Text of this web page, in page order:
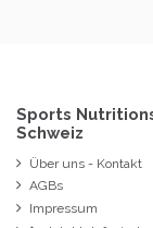
Sports
Schweiz
Über uns - Kontakt
AGBs
Impressum